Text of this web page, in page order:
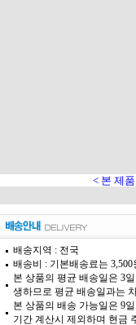
< 본 제품은 2026년
배송지역 : 전국
배송비 : 기본배송료는
본 상품의 평균 배송일은 3
생하므로 평균 배송일과는
본 상품의 배송 가능일은 9
기간 계산시 제외하며 현금